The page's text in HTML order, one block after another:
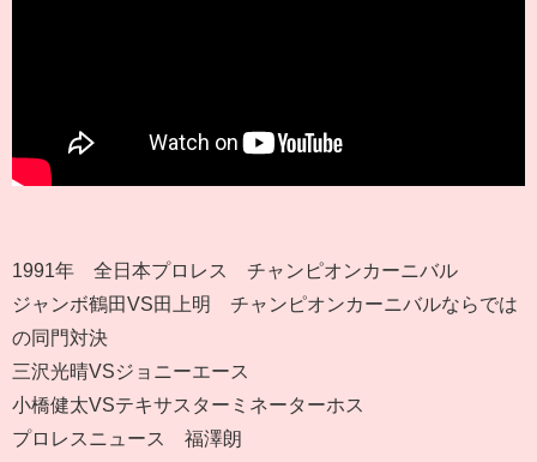
1991年 全日本プロレス チャンピオンカーニバル
ジャンボ鶴田VS田上明 チャンピオンカーニバルならでは
の同門対決
三沢光晴VSジョニーエース
小橋健太VSテキサスターミネーターホス
プロレスニュース 福澤朗